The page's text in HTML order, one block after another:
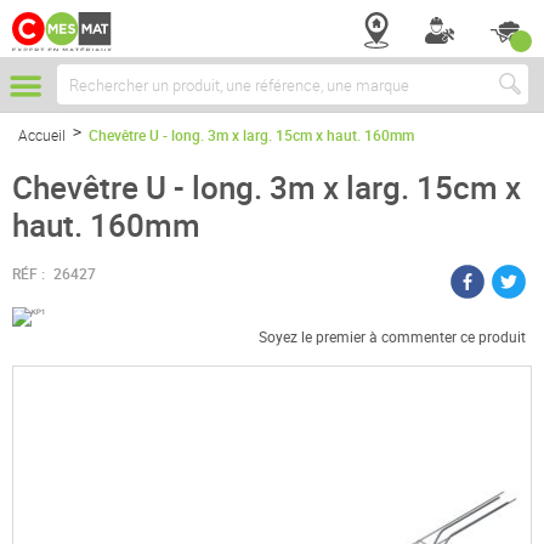
Chercher
Accueil Chevêtre U - long. 3m x larg. 15cm x haut. 160mm
Chevêtre U - long. 3m x larg. 15cm x
haut. 160mm
RÉF : 26427
Soyez le premier à commenter ce produit
Passer